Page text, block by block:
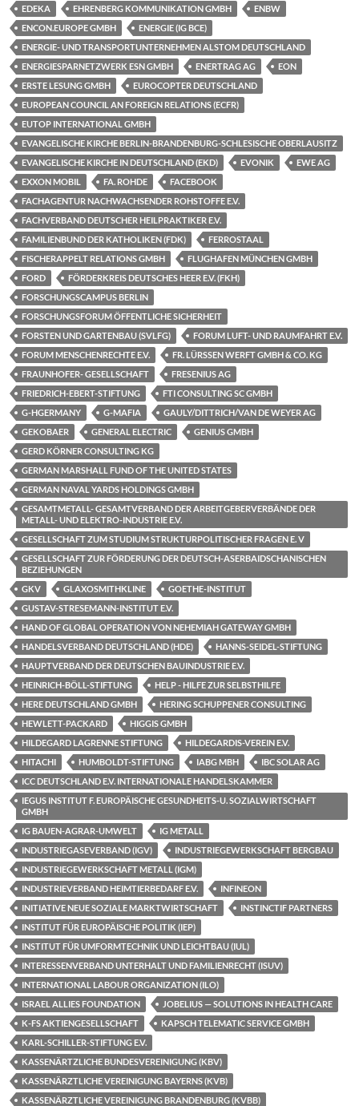
EDEKA EHRENBERG KOMMUNIKATION GMBH
ENBW
ENCON.EUROPE GMBH
ENERGIE (IG BCE)
ENERGIE- UND TRANSPORTUNTERNEHMEN ALSTOM DEUTSCHLAND
ENERGIESPARNETZWERK ESN GMBH
ENERTRAG AG
EON
ERSTE LESUNG GMBH
EUROCOPTER DEUTSCHLAND
EUROPEAN COUNCIL AN FOREIGN RELATIONS (ECFR)
EUTOP INTERNATIONAL GMBH
EVANGELISCHE KIRCHE BERLIN-BRANDENBURG-SCHLESISCHE OBERLAUSITZ
EVANGELISCHE KIRCHE IN DEUTSCHLAND (EKD)
EVONIK
EWE AG
EXXON MOBIL
FA. ROHDE
FACEBOOK
FACHAGENTUR NACHWACHSENDER ROHSTOFFE E.V.
FACHVERBAND DEUTSCHER HEILPRAKTIKER E.V.
FAMILIENBUND DER KATHOLIKEN (FDK)
FERROSTAAL
FISCHERAPPELT RELATIONS GMBH
FLUGHAFEN MÜNCHEN GMBH
FORD
FÖRDERKREIS DEUTSCHES HEER E.V. (FKH)
FORSCHUNGSCAMPUS BERLIN
FORSCHUNGSFORUM ÖFFENTLICHE SICHERHEIT
FORSTEN UND GARTENBAU (SVLFG)
FORUM LUFT- UND RAUMFAHRT E.V.
FORUM MENSCHENRECHTE E.V.
FR. LÜRSSEN WERFT GMBH & CO. KG
FRAUNHOFER- GESELLSCHAFT
FRESENIUS AG
FRIEDRICH-EBERT-STIFTUNG
FTI CONSULTING SC GMBH
G-HGERMANY
G-MAFIA
GAULY/DITTRICH/VAN DE WEYER AG
GEKOBAER
GENERAL ELECTRIC
GENIUS GMBH
GERD KÖRNER CONSULTING KG
GERMAN MARSHALL FUND OF THE UNITED STATES
GERMAN NAVAL YARDS HOLDINGS GMBH
GESAMTMETALL- GESAMTVERBAND DER ARBEITGEBERVERBÄNDE DER
METALL- UND ELEKTRO-INDUSTRIE E.V.
GESELLSCHAFT ZUM STUDIUM STRUKTURPOLITISCHER FRAGEN E. V
GESELLSCHAFT ZUR FÖRDERUNG DER DEUTSCH-ASERBAIDSCHANISCHEN
BEZIEHUNGEN
GKV
GLAXOSMITHKLINE
GOETHE-INSTITUT
GUSTAV-STRESEMANN-INSTITUT E.V.
HAND OF GLOBAL OPERATION VON NEHEMIAH GATEWAY GMBH
HANDELSVERBAND DEUTSCHLAND (HDE)
HANNS-SEIDEL-STIFTUNG
HAUPTVERBAND DER DEUTSCHEN BAUINDUSTRIE E.V.
HEINRICH-BÖLL-STIFTUNG
HELP - HILFE ZUR SELBSTHILFE
HERE DEUTSCHLAND GMBH
HERING SCHUPPENER CONSULTING
HEWLETT-PACKARD
HIGGIS GMBH
HILDEGARD LAGRENNE STIFTUNG
HILDEGARDIS-VEREIN E.V.
HITACHI
HUMBOLDT-STIFTUNG IABG MBH
IBC SOLAR AG
ICC DEUTSCHLAND E.V. INTERNATIONALE HANDELSKAMMER
IEGUS INSTITUT F. EUROPÄISCHE GESUNDHEITS-U. SOZIALWIRTSCHAFT
GMBH
IG BAUEN-AGRAR-UMWELT
IG METALL
INDUSTRIEGASEVERBAND (IGV)
INDUSTRIEGEWERKSCHAFT BERGBAU
INDUSTRIEGEWERKSCHAFT METALL (IGM)
INDUSTRIEVERBAND HEIMTIERBEDARF E.V.
INFINEON
INITIATIVE NEUE SOZIALE MARKTWIRTSCHAFT
INSTINCTIF PARTNERS
INSTITUT FÜR EUROPÄISCHE POLITIK (IEP)
INSTITUT FÜR UMFORMTECHNIK UND LEICHTBAU (IUL)
INTERESSENVERBAND UNTERHALT UND FAMILIENRECHT (ISUV)
INTERNATIONAL LABOUR ORGANIZATION (ILO)
ISRAEL ALLIES FOUNDATION
JOBELIUS — SOLUTIONS IN HEALTH CARE
K-FS AKTIENGESELLSCHAFT
KAPSCH TELEMATIC SERVICE GMBH
KARL-SCHILLER-STIFTUNG E.V.
KASSENÄRTZLICHE BUNDESVEREINIGUNG (KBV)
KASSENÄRZTLICHE VEREINIGUNG BAYERNS (KVB)
KASSENÄRZTLICHE VEREINIGUNG BRANDENBURG (KVBB)